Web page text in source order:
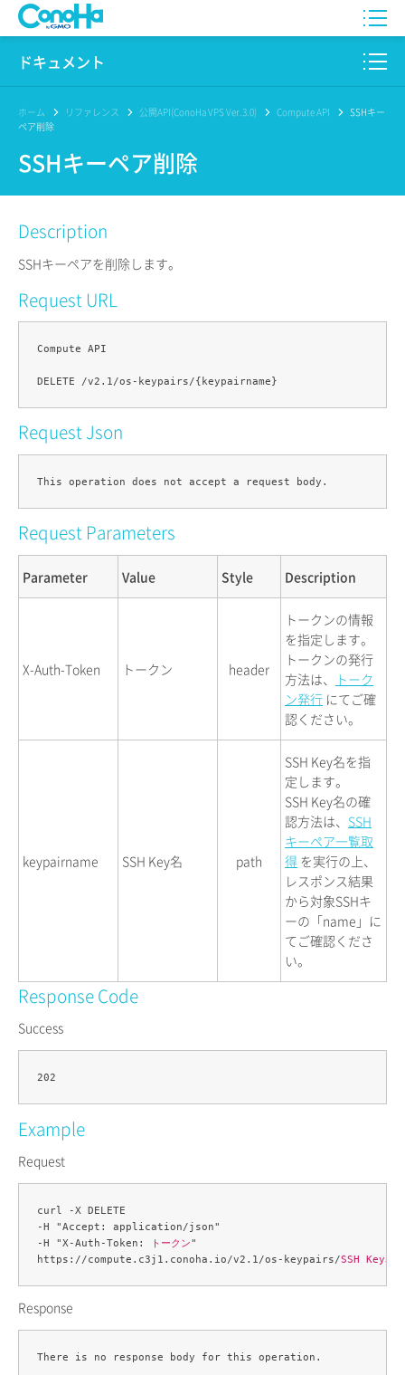
WING
Pencil
サービス一覧
サポート
ドキュメント
このサイトについて
プロダクト
リファレンス
リリースノート
ホーム リファレンス 公開API(ConoHa VPS Ver.3.0) Compute API
SSHキー
ペア削除
SSHキーペア削除
Description
SSHキーペアを削除します。
Request URL
Compute API
Request Json
Request Parameters
Parameter Value Style Description
X-Auth-Token トークン header
トークンの情報
を指定します。
トークンの発行
方法は、
トーク
ン発行 にてご確
認ください。
keypairname SSH Key名 path
SSH Key名を指
定します。
SSH Key名の確
認方法は、 SSH
キーペア一覧取
得 を実行の上、
レスポンス結果
から対象SSHキ
ーの「name」に
てご確認くださ
い。
Response Code
Success
Example
Request
curl -X DELETE
-H "Accept: application/json"
-H "X-Auth-Token:
トークン"
https://compute.c3j1.conoha.io/v2.1/os-keypairs/SSH Key名
Response